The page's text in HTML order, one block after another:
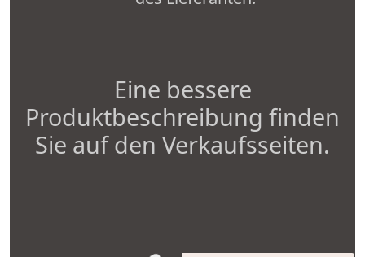
Eine bessere
Produktbeschreibung finden
Sie auf den Verkaufsseiten.